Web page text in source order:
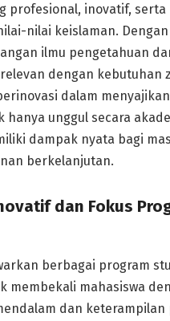
profesional, inovatif, serta
nilai keislaman.
ilmu pengetahuan
dengan kebutuhan
dalam
hanya unggul secara
dampak nyata bagi
berkelanjutan.
dan Fokus
berbagai program
membekali mahasiswa
dan keterampilan